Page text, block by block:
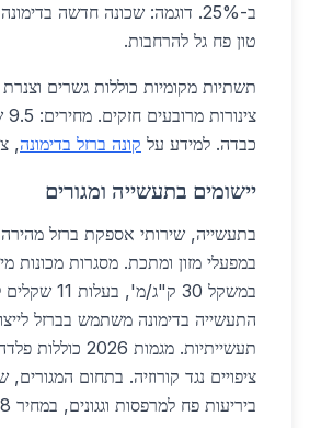
טון פח גל להרחבות.
תשתיות מקומיות כוללות גשרים
כבדה. למידע על קונה ברזל בדימונה,
יישומים בתעשייה ומגורים
בתעשייה, שירותי אספקת ברזל מהירה
במפעלי מזון ומתכת. מסגרות מכונות
במשקל 30 ק"ג/מ',
התעשייה בדימונה משתמש בברזל
תעשייתיות. מגמות
ציפויים נגד קורוזיה. בתחום